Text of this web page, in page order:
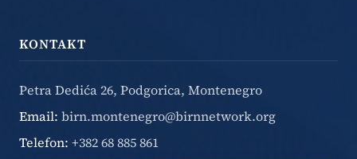
KONTAKT
Petra Dedića 26, Podgorica, Montenegro
Email: birn.montenegro@birnnetwork.org
Telefon: +382 68 885 861